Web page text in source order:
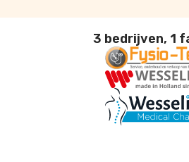
3 bedrijven, 1